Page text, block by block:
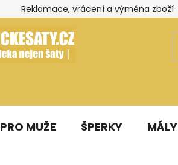
Reklamace, vrácení a výměna zboží
PRO MUŽE ŠPERKY MÁLY